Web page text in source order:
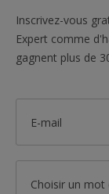
Inscrivez-vous
Expert comme
gagnent plus de
E-mail
Choisir un mot